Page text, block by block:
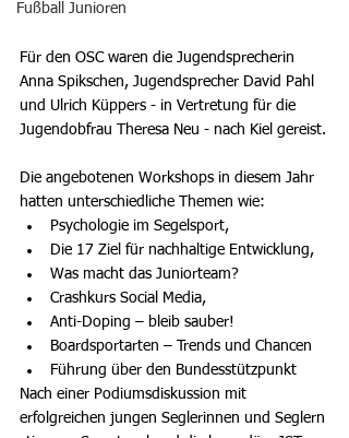
Fußball Junioren
Für den OSC waren die Jugendsprecherin
Anna Spikschen, Jugendsprecher David Pahl
und Ulrich Küppers - in Vertretung für die
Jugendobfrau Theresa Neu - nach Kiel gereist.
Die angebotenen Workshops in diesem Jahr
hatten unterschiedliche Themen wie:
Psychologie im Segelsport,
Die 17 Ziel für nachhaltige Entwicklung,
Was macht das Juniorteam?
Crashkurs Social Media,
Anti-Doping – bleib sauber!
Boardsportarten – Trends und Chancen
Führung über den Bundesstützpunkt
Nach einer Podiumsdiskussion mit
erfolgreichen jungen Seglerinnen und Seglern